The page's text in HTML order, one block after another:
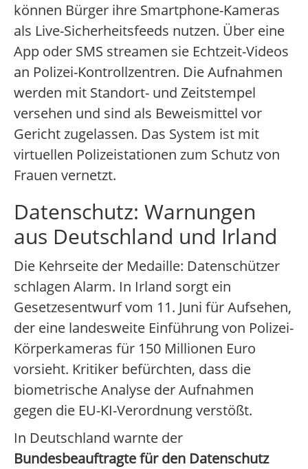
können Bürger ihre Smartphone-Kameras
als Live-Sicherheitsfeeds nutzen. Über eine
App oder SMS streamen sie Echtzeit-Videos
an Polizei-Kontrollzentren. Die Aufnahmen
werden mit Standort- und Zeitstempel
versehen und sind als Beweismittel vor
Gericht zugelassen. Das System ist mit
virtuellen Polizeistationen zum Schutz von
Frauen vernetzt.
Datenschutz: Warnungen
aus Deutschland und Irland
Die Kehrseite der Medaille: Datenschützer
schlagen Alarm. In Irland sorgt ein
Gesetzesentwurf vom 11. Juni für Aufsehen,
der eine landesweite Einführung von Polizei-
Körperkameras für 150 Millionen Euro
vorsieht. Kritiker befürchten, dass die
biometrische Analyse der Aufnahmen
gegen die EU-KI-Verordnung verstößt.
In Deutschland warnte der
Bundesbeauftragte für den Datenschutz